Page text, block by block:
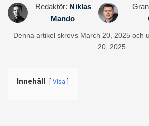
Redaktör: Niklas
Mando
Denna artikel skrevs March 20, 2025 och
20, 2025.
Innehåll Visa